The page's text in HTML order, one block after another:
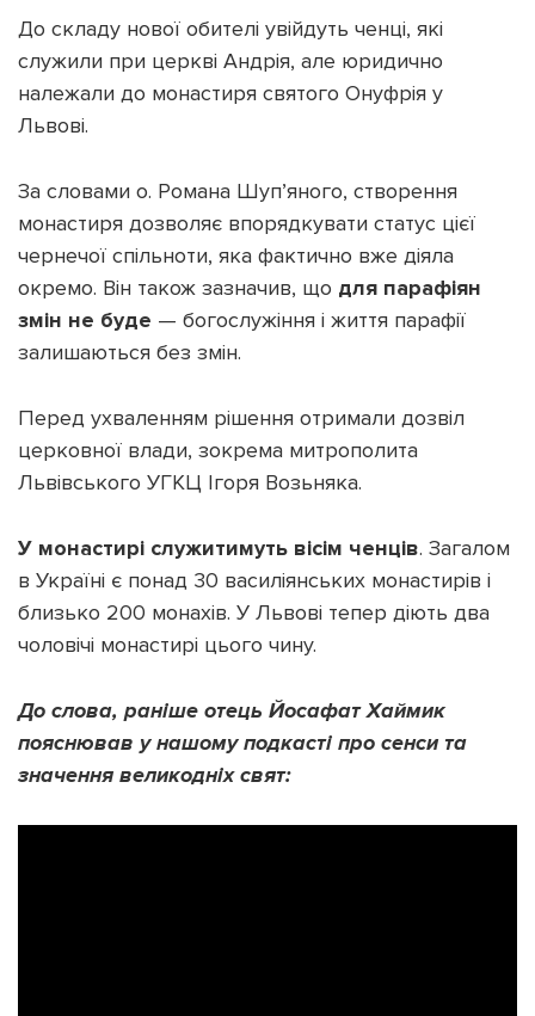
Підтримати dyvys.info
До складу нової обителі увійдуть ченці, які
служили при церкві Андрія, але юридично
належали до монастиря святого Онуфрія у
Львові.
За словами о. Романа Шуп’яного, створення
монастиря дозволяє впорядкувати статус цієї
чернечої спільноти, яка фактично вже діяла
окремо. Він також зазначив, що для парафіян
змін не буде — богослужіння і життя парафії
залишаються без змін.
Перед ухваленням рішення отримали дозвіл
церковної влади, зокрема митрополита
Львівського УГКЦ Ігоря Возьняка.
У монастирі служитимуть вісім ченців. Загалом
в Україні є понад 30 василіянських монастирів і
близько 200 монахів. У Львові тепер діють два
чоловічі монастирі цього чину.
До слова, раніше отець Йосафат Хаймик
пояснював у нашому подкасті про сенси та
значення великодніх свят: